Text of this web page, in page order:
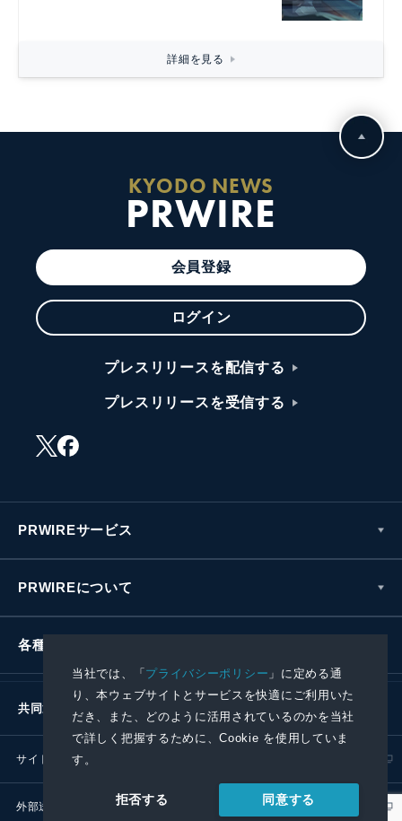
当社では、「プライバシーポリシー 」に定める通
り、本ウェブサイトとサービスを快適にご利用いた
だき、また、どのように活用されているのかを当社
で詳しく把握するために、Cookie を使用していま
す。
拒否する 同意する
詳細を見る
KYODO NEWS
PRWIRE
会員登録
ログイン
プレスリリースを配信する
プレスリリースを受信する
PRWIREサービス
PRWIREについて
各種お問い合わせ
共同通信社グループ
サイトポリシー
外部送信ポリシー プレスリリース取扱基準